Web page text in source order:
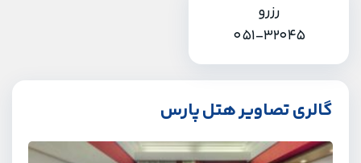
رزرو
051-32045
گالری تصاویر هتل پارس